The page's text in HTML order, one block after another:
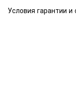
Условия гарантии